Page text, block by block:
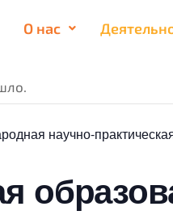
О нас
научно-